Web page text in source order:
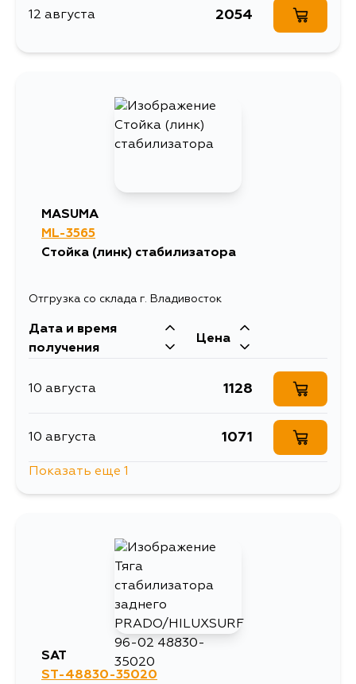
12 августа 2054
MASUMA
ML-3565
Стойка (линк) стабилизатора
Отгрузка со склада г. Владивосток
Дата и время
получения
Цена
10 августа 1128
10 августа 1071
Показать еще 1
SAT
ST-48830-35020